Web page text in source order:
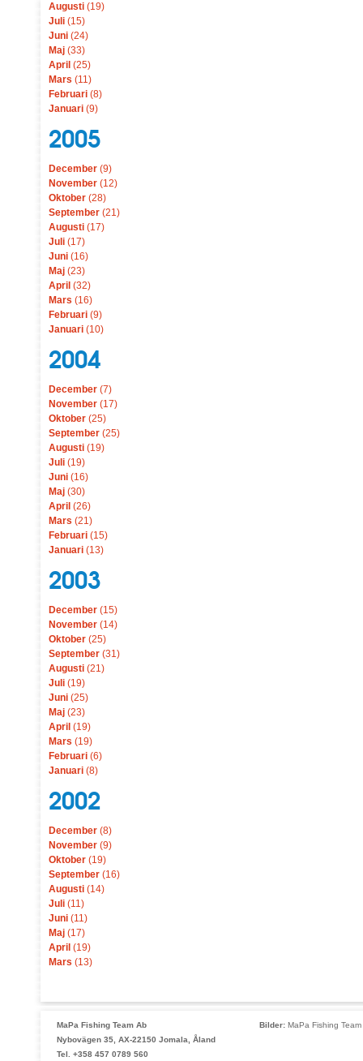
Augusti (19)
Juli (15)
Juni (24)
Maj (33)
April (25)
Mars (11)
Februari (8)
Januari (9)
2005
December (9)
November (12)
Oktober (28)
September (21)
Augusti (17)
Juli (17)
Juni (16)
Maj (23)
April (32)
Mars (16)
Februari (9)
Januari (10)
2004
December (7)
November (17)
Oktober (25)
September (25)
Augusti (19)
Juli (19)
Juni (16)
Maj (30)
April (26)
Mars (21)
Februari (15)
Januari (13)
2003
December (15)
November (14)
Oktober (25)
September (31)
Augusti (21)
Juli (19)
Juni (25)
Maj (23)
April (19)
Mars (19)
Februari (6)
Januari (8)
2002
December (8)
November (9)
Oktober (19)
September (16)
Augusti (14)
Juli (11)
Juni (11)
Maj (17)
April (19)
Mars (13)
MaPa Fishing Team Ab
Nybovägen 35, AX-22150 Jomala, Åland
Tel. +358 457 0789 560
Bilder: MaPa Fishing